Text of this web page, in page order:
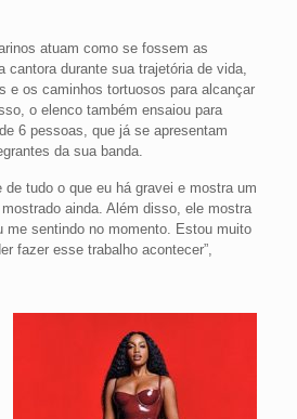
atuam como se fossem as
cantora durante sua trajetória de vida,
e os caminhos tortuosos para alcançar
o elenco também ensaiou para
6 pessoas, que já se apresentam
da sua banda.
de tudo o que eu há gravei e mostra um
ainda. Além disso, ele mostra
me sentindo no momento. Estou muito
fazer esse trabalho acontecer”,